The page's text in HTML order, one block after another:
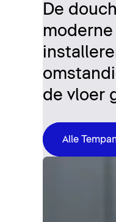
De
de vloer
Alle